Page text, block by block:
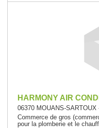
HARMONY AIR
06370 MOUANS-
Commerce de gros
pour la plomberie et le